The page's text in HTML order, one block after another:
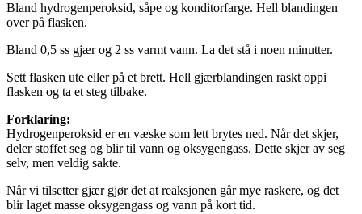
Bland hydrogenperoksid, såpe og konditorfarge. Hell blandingen
over på flasken.
Bland 0,5 ss gjær og 2 ss varmt vann. La det stå i noen minutter.
Sett flasken ute eller på et brett. Hell gjærblandingen raskt oppi
flasken og ta et steg tilbake.
Forklaring:
Hydrogenperoksid er en væske som lett brytes ned. Når det skjer,
deler stoffet seg og blir til vann og oksygengass. Dette skjer av seg
selv, men veldig sakte.
Når vi tilsetter gjær gjør det at reaksjonen går mye raskere, og det
blir laget masse oksygengass og vann på kort tid.